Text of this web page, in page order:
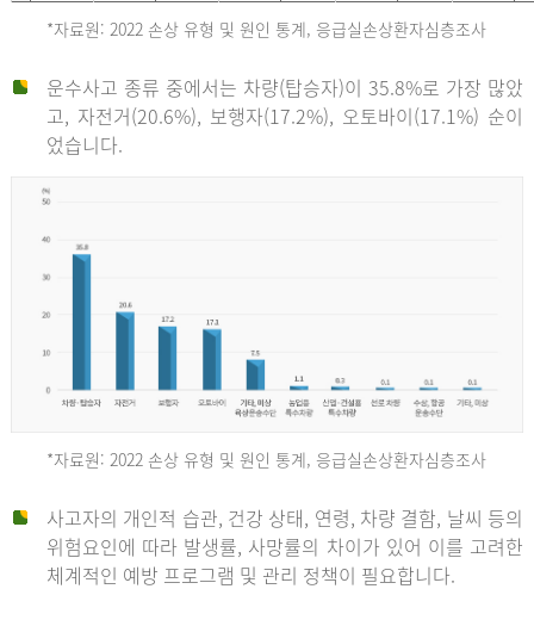
*자료원: 2022 손상 유형 및 원인 통계, 응급실손상환자심층조사
운수사고 종류 중에서는 차량(탑승자)이 35.8%로 가장 많았
고, 자전거(20.6%), 보행자(17.2%), 오토바이(17.1%) 순이
었습니다.
*자료원: 2022 손상 유형 및 원인 통계, 응급실손상환자심층조사
사고자의 개인적 습관, 건강 상태, 연령, 차량 결함, 날씨 등의
위험요인에 따라 발생률, 사망률의 차이가 있어 이를 고려한
체계적인 예방 프로그램 및 관리 정책이 필요합니다.